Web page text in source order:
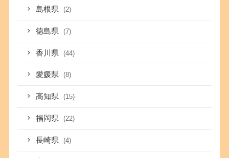
島根県 (2)
徳島県 (7)
香川県 (44)
愛媛県 (8)
高知県 (15)
福岡県 (22)
長崎県 (4)